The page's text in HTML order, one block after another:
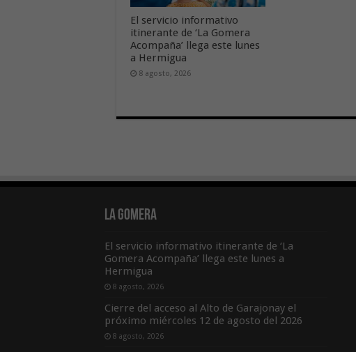
El servicio informativo
itinerante de ‘La Gomera
Acompaña’ llega este lunes
a Hermigua
8 agosto, 2026
La Gomera
El servicio informativo itinerante de ‘La
Gomera Acompaña’ llega este lunes a
Hermigua
8 agosto, 2026
Cierre del acceso al Alto de Garajonay el
próximo miércoles 12 de agosto del 2026
8 agosto, 2026